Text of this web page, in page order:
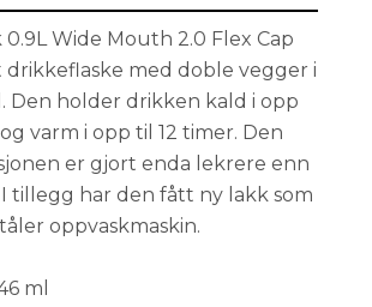
0.9L Wide Mouth 2.0 Flex Cap
drikkeflaske med doble vegger i
Den holder drikken kald i opp
varm i opp til 12 timer. Den
er gjort enda lekrere enn
tillegg har den fått ny lakk som
oppvaskmaskin.
ml